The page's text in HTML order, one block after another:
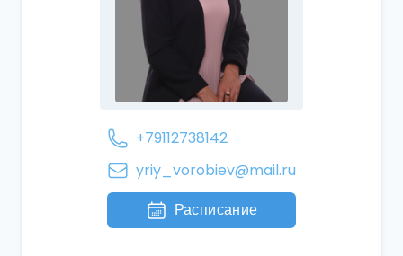
+79112738142
yriy_vorobiev@mail.ru
Расписание